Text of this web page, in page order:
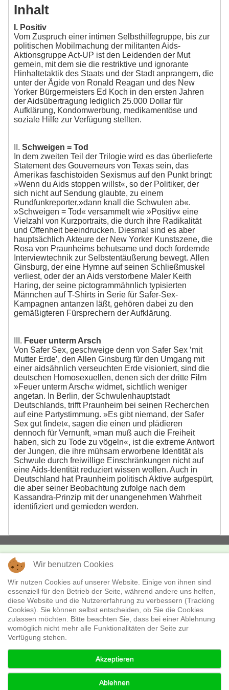
Inhalt
I. Positiv
Vom Zuspruch einer intimen Selbsthilfegruppe, bis zur
politischen Mobilmachung der militanten Aids-
Aktionsgruppe Act-UP ist den Leidenden der Mut
gemein, mit dem sie die restriktive und ignorante
Hinhaltetaktik des Staats und der Stadt anprangern, die
unter der Ägide von Ronald Reagan und des New
Yorker Bürgermeisters Ed Koch in den ersten Jahren
der Aidsübertragung lediglich 25.000 Dollar für
Aufklärung, Kondomwerbung, medikamentöse und
soziale Hilfe zur Verfügung stellten.
II.Schweigen = Tod
In dem zweiten Teil der Trilogie wird es das überlieferte
Statement des Gouverneurs von Texas sein, das
Amerikas faschistoiden Sexismus auf den Punkt bringt:
»Wenn du Aids stoppen willst«, so der Politiker, der
sich nicht auf Sendung glaubte, zu einem
Rundfunkreporter,»dann knall die Schwulen ab«.
»Schweigen = Tod« versammelt wie »Positiv« eine
Vielzahl von Kurzportraits, die durch ihre Radikalität
und Offenheit beeindrucken. Diesmal sind es aber
hauptsächlich Akteure der New Yorker Kunstszene, die
Rosa von Praunheims behutsame und doch fordernde
Interviewtechnik zur Selbstentäußerung bewegt. Allen
Ginsburg, der eine Hymne auf seinen Schließmuskel
verliest, oder der an Aids verstorbene Maler Keith
Haring, der seine pictogrammähnlich typisierten
Männchen auf T-Shirts in Serie für Safer-Sex-
Kampagnen antanzen läßt, gehören dabei zu den
gemäßigteren Fürsprechern der Aufklärung.
III. Feuer unterm Arsch
Von Safer Sex, geschweige denn von Safer Sex ‘mit
Mutter Erde’, den Allen Ginsburg für den Umgang mit
einer aidsähnlich verseuchten Erde visioniert, sind die
deutschen Homosexuellen, denen sich der dritte Film
»Feuer unterm Arsch« widmet, sichtlich weniger
angetan. In Berlin, der Schwulenhauptstadt
Deutschlands, trifft Praunheim bei seinen Recherchen
auf eine Partystimmung. »Es gibt niemand, der Safer
Sex gut findet«, sagen die einen und plädieren
dennoch für Vernunft, »man muß auch die Freiheit
haben, sich zu Tode zu vögeln«, ist die extreme Antwort
der Jungen, die ihre mühsam erworbene Identität als
Schwule durch freiwillige Einschränkungen nicht auf
eine Aids-Identität reduziert wissen wollen. Auch in
Deutschland hat Praunheim politisch Aktive aufgespürt,
die aber seiner Beobachtung zufolge nach dem
Kassandra-Prinzip mit der unangenehmen Wahrheit
identifiziert und gemieden werden.
KONTAKT
missingFILMs
Boxhagener Str. 18
10245 Berlin
Telefon:+49 - (0)30 - 28 36 530
E-Mail:verleih@missingfilms.de
Datenschutzerklärung
Wir benutzen Cookies
Wir nutzen Cookies auf unserer Website. Einige von ihnen sind
essenziell für den Betrieb der Seite, während andere uns helfen,
diese Website und die Nutzererfahrung zu verbessern (Tracking
Cookies). Sie können selbst entscheiden, ob Sie die Cookies
zulassen möchten. Bitte beachten Sie, dass bei einer Ablehnung
womöglich nicht mehr alle Funktionalitäten der Seite zur
Verfügung stehen.
Akzeptieren
Ablehnen